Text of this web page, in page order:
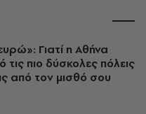
Γιατί η Αθήνα
τις πιο δύσκολες πόλεις
από τον μισθό σου